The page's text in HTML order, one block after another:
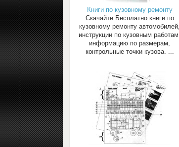
Книги по кузовному ремонту
Скачайте Бесплатно книги по
кузовному ремонту автомобилей,
инструкции по кузовным работам,
информацию по размерам,
контрольные точки кузова. ...